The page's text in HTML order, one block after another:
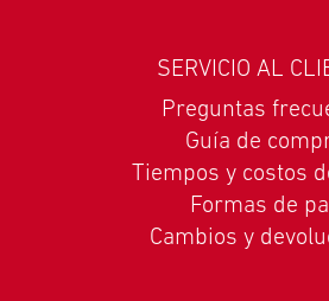
SERVICIO AL
Preguntas
Guía de
Tiempos y costos
Formas de
Cambios y